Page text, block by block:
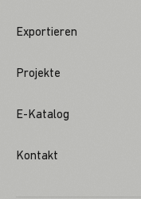
Exportieren
Projekte
E-Katalog
Kontakt